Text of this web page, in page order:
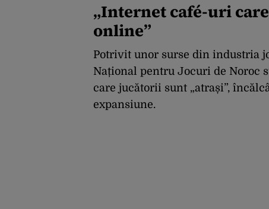
„Internet café-uri
online”
Potrivit unor surse din industria
Național pentru Jocuri de Noroc
care jucătorii sunt „atrași”,
expansiune.